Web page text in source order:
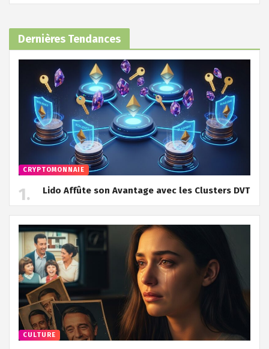
Dernières Tendances
CRYPTOMONNAIE
Lido Affûte son Avantage avec les Clusters DVT
CULTURE